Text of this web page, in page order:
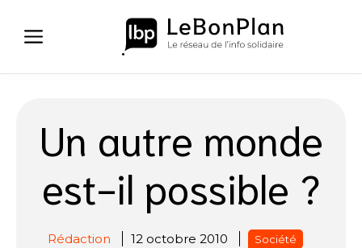
contenu
Un autre monde
est-il possible ?
Rédaction 12 octobre 2010 Société